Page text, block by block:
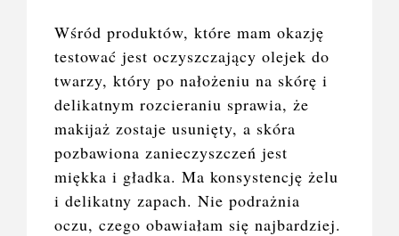
Wśród produktów, które mam okazję
testować jest oczyszczający olejek do
twarzy, który po nałożeniu na skórę i
delikatnym rozcieraniu sprawia, że
makijaż zostaje usunięty, a skóra
pozbawiona zanieczyszczeń jest
miękka i gładka. Ma konsystencję żelu
i delikatny zapach. Nie podrażnia
oczu, czego obawiałam się najbardziej.